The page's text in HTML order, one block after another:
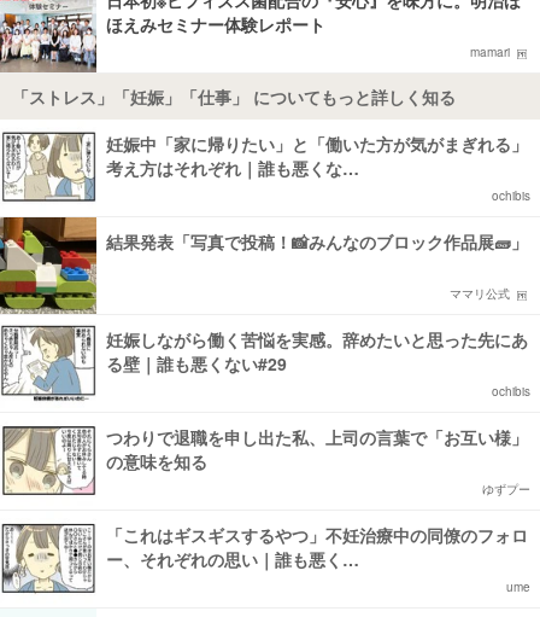
ほえみセミナー体験レポート
mamari
「ストレス」「妊娠」「仕事」 についてもっと詳しく知る
妊娠中「家に帰りたい」と「働いた方が気がまぎれる」
考え方はそれぞれ｜誰も悪くな…
ochibis
結果発表「写真で投稿！📸みんなのブロック作品展🧱」
ママリ公式
妊娠しながら働く苦悩を実感。辞めたいと思った先にあ
る壁｜誰も悪くない#29
ochibis
つわりで退職を申し出た私、上司の言葉で「お互い様」
の意味を知る
ゆずプー
「これはギスギスするやつ」不妊治療中の同僚のフォロ
ー、それぞれの思い｜誰も悪く…
ume